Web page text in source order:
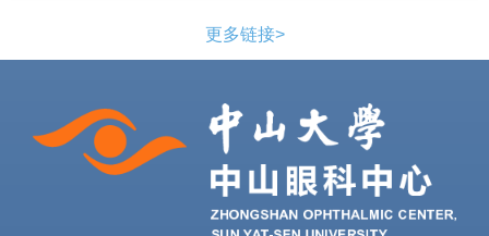
更多链接>